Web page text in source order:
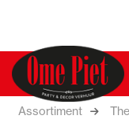
Assortiment